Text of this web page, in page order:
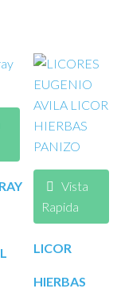
Vista
Rapida
LICOR
HIERBAS